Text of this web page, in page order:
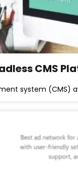
CMS
system (CMS)